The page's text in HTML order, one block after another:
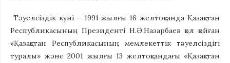
Тәуелсіздік күні – 1991 жылғы 16 желтоқсанда Қазақстан
Республикасының Президенті Н.Ә.Назарбаев қол қойған
«Қазақстан Республикасының мемлекеттік тәуелсіздігі
туралы» және 2001 жылғы 13 желтоқсандағы «Қазақстан